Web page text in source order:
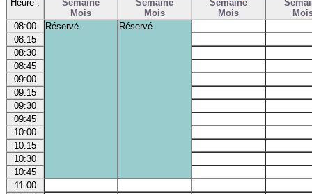
Heure :
Semaine
Mois
Semaine
Mois
Semaine
Mois
08:00
Réservé
Réservé
08:15
08:30
08:45
09:00
09:15
09:30
09:45
10:00
10:15
10:30
10:45
11:00